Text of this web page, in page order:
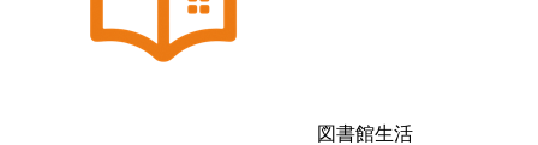
図書館生活